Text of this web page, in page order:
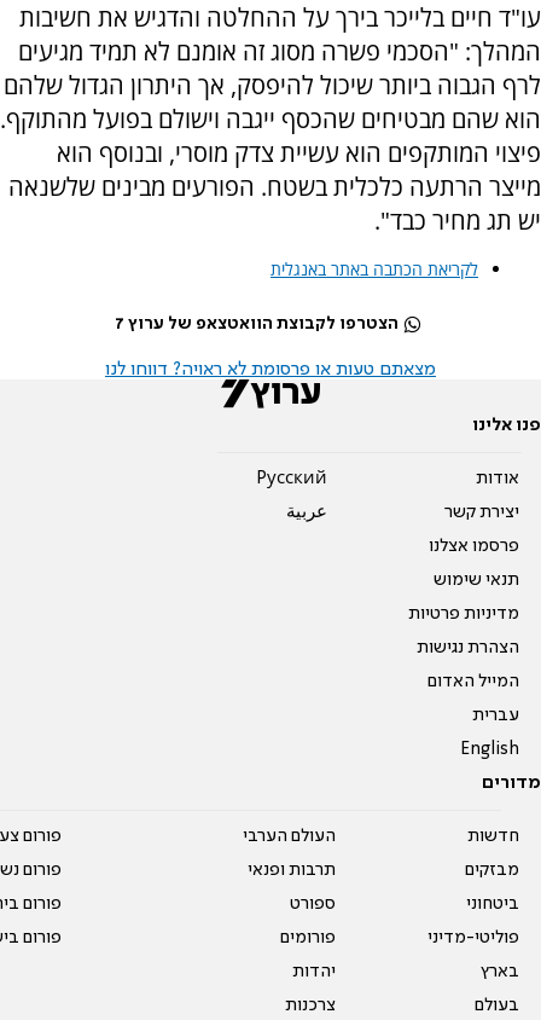
עו"ד חיים בלייכר בירך על ההחלטה והדגיש את חשיבות
המהלך: "הסכמי פשרה מסוג זה אומנם לא תמיד מגיעים
לרף הגבוה ביותר שיכול להיפסק, אך היתרון הגדול שלהם
הוא שהם מבטיחים שהכסף ייגבה וישולם בפועל מהתוקף.
פיצוי המותקפים הוא עשיית צדק מוסרי, ובנוסף הוא
מייצר הרתעה כלכלית בשטח. הפורעים מבינים שלשנאה
יש תג מחיר כבד".
לקריאת הכתבה באתר באנגלית
הצטרפו לקבוצת הוואטצאפ של ערוץ 7
מצאתם טעות או פרסומת לא ראויה? דווחו לנו
פנו אלינו
אודות
יצירת קשר
פרסמו אצלנו
תנאי שימוש
מדיניות פרטיות
הצהרת נגישות
המייל האדום
עברית
English
Pусский
عربية
מדורים
חדשות
מבזקים
ביטחוני
פוליטי-מדיני
בארץ
בעולם
העולם הערבי
תרבות ופנאי
ספורט
פורומים
יהדות
צרכנות
פורום
פורום
פורום
פורום